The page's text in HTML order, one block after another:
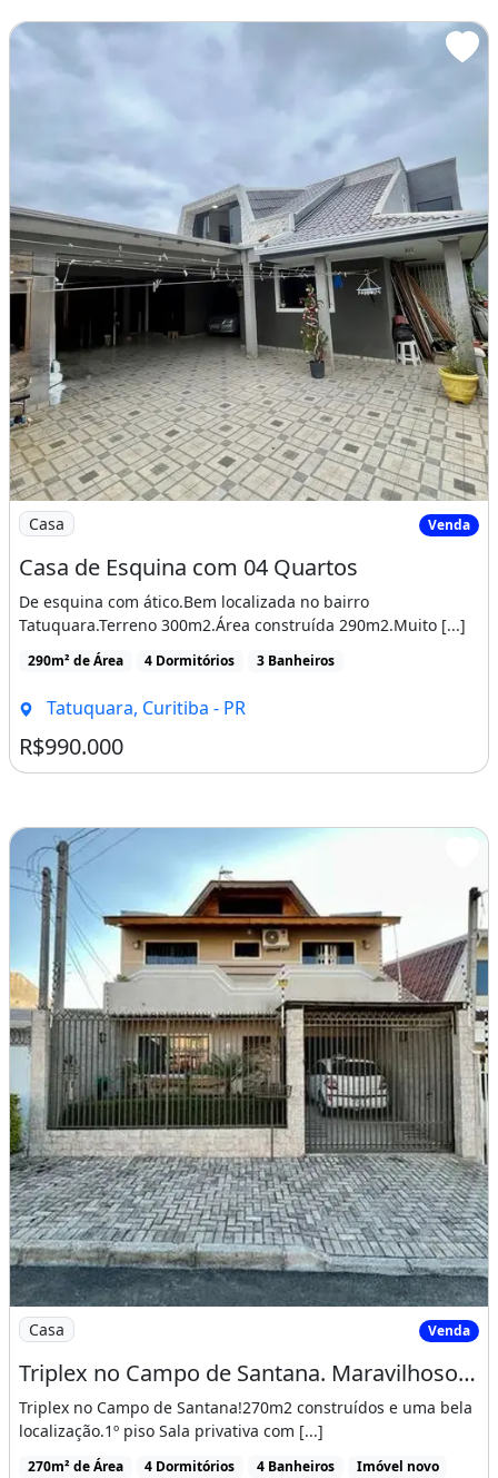
Imagem: Casa de Esquina com 04 Quartos
Casa Venda
Casa de Esquina com 04 Quartos
De esquina com ático.Bem localizada no bairro
Tatuquara.Terreno 300m2.Área construída 290m2.Muito [...]
290m² de Área 4 Dormitórios 3 Banheiros
Tatuquara, Curitiba - PR
R$990.000
Imagem: Triplex no Campo de Santana. Maravilhoso!
Casa Venda
Triplex no Campo de Santana. Maravilhoso! 270M2
Triplex no Campo de Santana!270m2 construídos e uma bela
localização.1º piso Sala privativa com [...]
270m² de Área 4 Dormitórios 4 Banheiros Imóvel novo